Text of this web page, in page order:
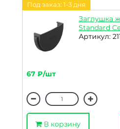
Под заказ: 1-3 дня
Заглушка
Standard
Артикул:
67 ₽/шт
В корзину